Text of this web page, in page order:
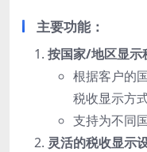
主要功能：
按国家/地区显示
根据客户的
税收显示方
支持为不同
灵活的税收显示